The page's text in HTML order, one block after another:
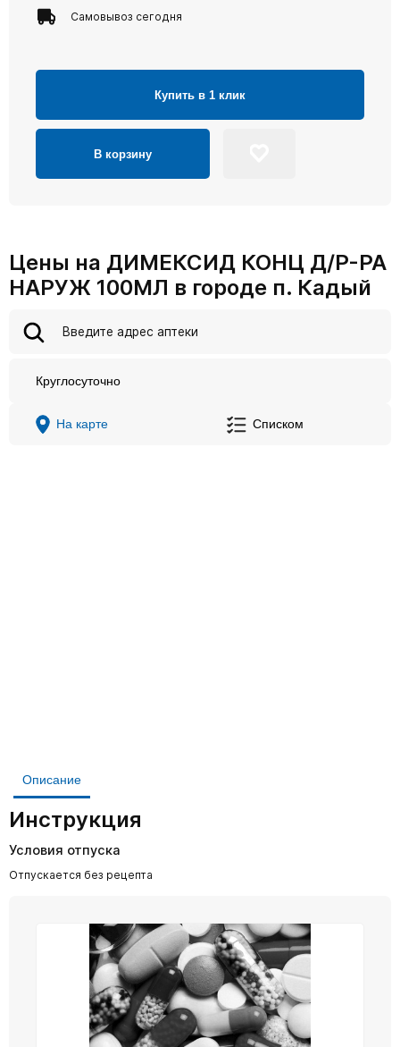
Самовывоз сегодня
Купить в 1 клик
В корзину
Цены на ДИМЕКСИД КОНЦ Д/Р-РА
НАРУЖ 100МЛ в городе п. Кадый
Круглосуточно
На карте Списком
Описание
Инструкция
Условия отпуска
Отпускается без рецепта